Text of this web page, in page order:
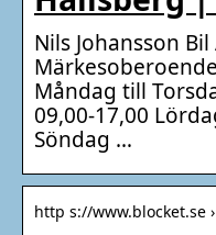
Nils Johansson
Måndag till
09,00-17,00
Söndag …
http s://www.blocket.se